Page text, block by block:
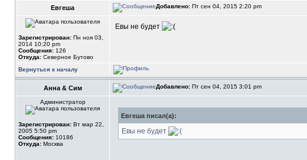
Евгеша Добавлено: Пт сен 04, 2015 2:20 pm
Зарегистрирован: Пн ноя 03,
2014 10:20 pm
Сообщения: 126
Откуда: Северное Бутово
Евы не будет
Вернуться к началу
Анна & Сим Добавлено: Пт сен 04, 2015 3:01 pm
Администратор
Зарегистрирован: Вт мар 22,
2005 5:50 pm
Сообщения: 10186
Откуда: Москва
Евгеша писал(а):
Евы не будет